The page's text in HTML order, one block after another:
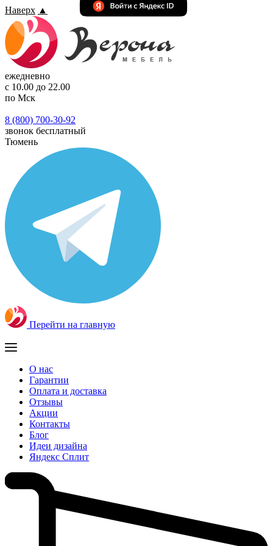
Наверх ▲
ежедневно
с 10.00 до 22.00
по Мск
8 (800) 700-30-92
звонок бесплатный
Тюмень
Перейти на главную
О нас
Гарантии
Оплата и доставка
Отзывы
Акции
Контакты
Блог
Идеи дизайна
Яндекс Сплит